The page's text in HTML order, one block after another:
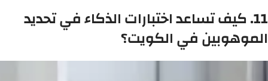
11. كيف تساعد اختبارات الذكاء في تحديد
الموهوبين في الكويت؟